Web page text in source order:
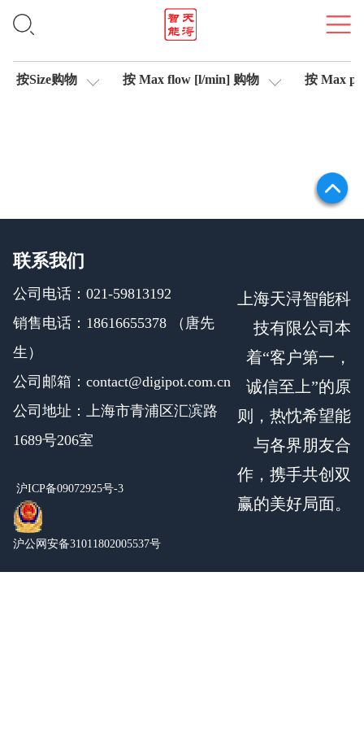
信号测试仪
按Size购物 按 Max flow [l/min] 购物 按 Max
联系我们
公司电话：021-59813192
销售电话：18616655378 （唐先
生）
公司邮箱：contact@digipot.com.cn
公司地址：上海市青浦区汇滨路
1689号206室
沪ICP备09072925号-3
沪公网安备31011802005537号
上海天浔智能科
技有限公司本
着“客户第一，
诚信至上”的原
则，热忱希望能
与各界朋友合
作，携手共创双
赢的美好局面。